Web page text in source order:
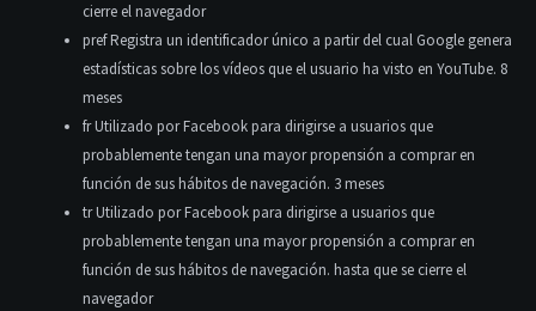
cierre el navegador
pref Registra un identificador único a partir del cual Google genera
estadísticas sobre los vídeos que el usuario ha visto en YouTube. 8
meses
fr Utilizado por Facebook para dirigirse a usuarios que
probablemente tengan una mayor propensión a comprar en
función de sus hábitos de navegación. 3 meses
tr Utilizado por Facebook para dirigirse a usuarios que
probablemente tengan una mayor propensión a comprar en
función de sus hábitos de navegación. hasta que se cierre el
navegador